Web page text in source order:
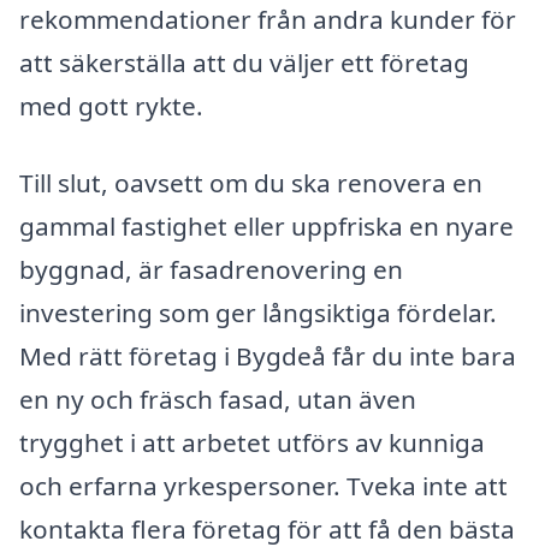
rekommendationer från andra kunder för
att säkerställa att du väljer ett företag
med gott rykte.
Till slut, oavsett om du ska renovera en
gammal fastighet eller uppfriska en nyare
byggnad, är fasadrenovering en
investering som ger långsiktiga fördelar.
Med rätt företag i Bygdeå får du inte bara
en ny och fräsch fasad, utan även
trygghet i att arbetet utförs av kunniga
och erfarna yrkespersoner. Tveka inte att
kontakta flera företag för att få den bästa